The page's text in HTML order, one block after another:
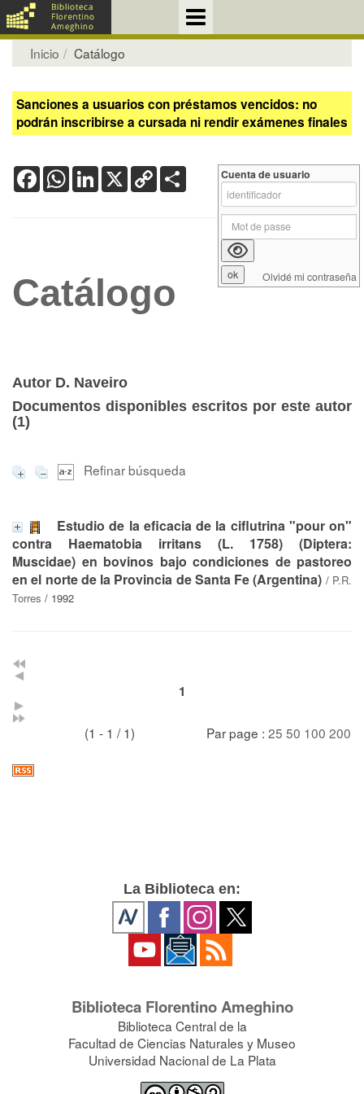
Inicio Catálogo
Sanciones a usuarios con préstamos vencidos: no
podrán inscribirse a cursada ni rendir exámenes finales
FacebookWhatsApp
LinkedIn
X Copy
Link
Catálogo
Autor D. Naveiro
Documentos disponibles escritos por este autor
(1)
Refinar búsqueda
Estudio de la eficacia de la ciflutrina "pour on"
contra Haematobia irritans (L. 1758) (Diptera:
Muscidae) en bovinos bajo condiciones de pastoreo
en el norte de la Provincia de Santa Fe (Argentina) / P.R.
Torres / 1992
1
(1 - 1 / 1) Par page : 25 50 100 200
Cuenta de usuario
Olvidé mi contraseña
La Biblioteca en:
Biblioteca Florentino Ameghino
Biblioteca Central de la
Facultad de Ciencias Naturales y Museo
Universidad Nacional de La Plata